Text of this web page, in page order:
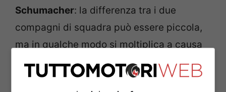
Schumacher: la differenza tra i due
compagni di squadra può essere piccola,
ma in qualche modo si moltiplica a causa
della frustrazione di non essere mai in
grado di colmare il divario con il primo